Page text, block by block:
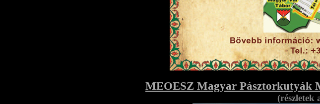
MEOESZ Magyar Pásztorkutyák
(részletek